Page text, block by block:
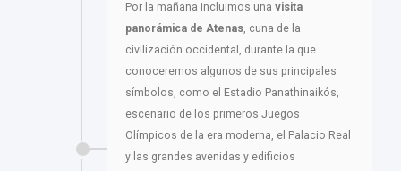
Por la mañana incluimos una visita
panorámica de Atenas, cuna de la
civilización occidental, durante la que
conoceremos algunos de sus principales
símbolos, como el Estadio Panathinaikós,
escenario de los primeros Juegos
Olímpicos de la era moderna, el Palacio Real
y las grandes avenidas y edificios